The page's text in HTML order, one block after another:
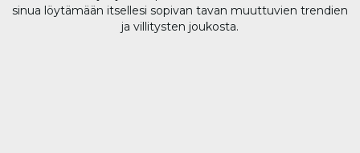
sinua löytämään itsellesi sopivan tavan muuttuvien trendien
ja villitysten joukosta.